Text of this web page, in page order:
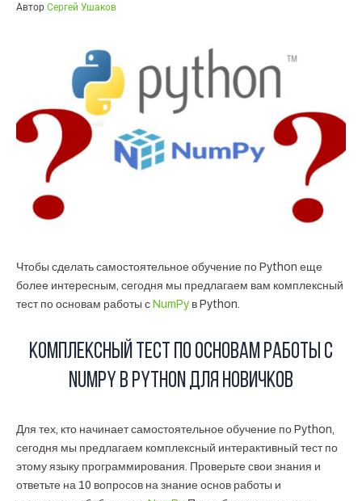
Автор Сергей Ушаков
Чтобы сделать самостоятельное обучение по Python еще
более интересным, сегодня мы предлагаем вам комплексный
тест по основам работы с NumPy в Python.
Комплексный тест по основам работы с
NumPy в Python для новичков
Для тех, кто начинает самостоятельное обучение по Python,
сегодня мы предлагаем комплексный интерактивный тест по
этому языку программирования. Проверьте свои знания и
ответьте на 10 вопросов на знание основ работы и